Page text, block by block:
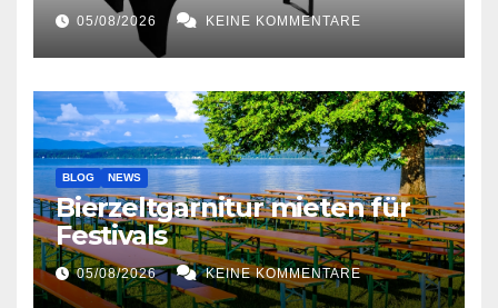
05/08/2026 KEINE KOMMENTARE
BLOG NEWS
Bierzeltgarnitur mieten für
Festivals
05/08/2026 KEINE KOMMENTARE